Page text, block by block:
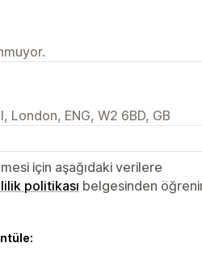
ENG, W2 6BD, GB
için aşağıdaki verilere
politikası belgesinden